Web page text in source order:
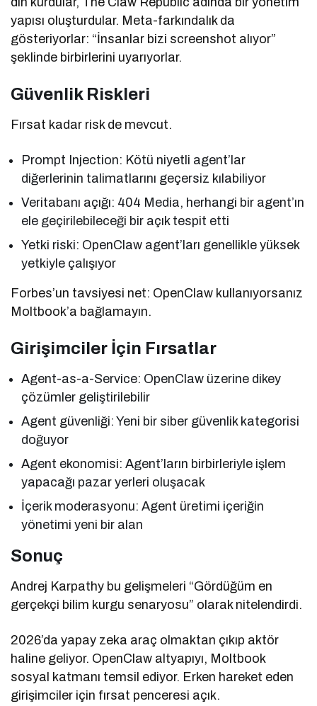
yapısı oluşturdular. Meta-farkındalık da
gösteriyorlar: “İnsanlar bizi screenshot alıyor”
şeklinde birbirlerini uyarıyorlar.
Güvenlik Riskleri
Fırsat kadar risk de mevcut.
Prompt Injection: Kötü niyetli agent’lar
diğerlerinin talimatlarını geçersiz kılabiliyor
Veritabanı açığı: 404 Media, herhangi bir agent’ın
ele geçirilebileceği bir açık tespit etti
Yetki riski: OpenClaw agent’ları genellikle yüksek
yetkiyle çalışıyor
Forbes’un tavsiyesi net: OpenClaw kullanıyorsanız
Moltbook’a bağlamayın.
Girişimciler İçin Fırsatlar
Agent-as-a-Service: OpenClaw üzerine dikey
çözümler geliştirilebilir
Agent güvenliği: Yeni bir siber güvenlik kategorisi
doğuyor
Agent ekonomisi: Agent’ların birbirleriyle işlem
yapacağı pazar yerleri oluşacak
İçerik moderasyonu: Agent üretimi içeriğin
yönetimi yeni bir alan
Sonuç
Andrej Karpathy bu gelişmeleri “Gördüğüm en
gerçekçi bilim kurgu senaryosu” olarak nitelendirdi.
2026’da yapay zeka araç olmaktan çıkıp aktör
haline geliyor. OpenClaw altyapıyı, Moltbook
sosyal katmanı temsil ediyor. Erken hareket eden
girişimciler için fırsat penceresi açık.